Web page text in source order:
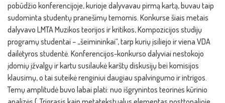
pobūdžio konferencijoje, kurioje dalyvavau pirmą kartą, buvau taip
sudominta studentų pranešimų temomis. Konkurse šiais metais
dalyvavo LMTA Muzikos teorijos ir kritikos, Kompozicijos studijų
programų studentai – „šeimininkai“, tarp kurių įsiliejo ir viena VDA
dailėtyros studentė. Konferencijos-konkurso dalyviai nestokojo
įdomių įžvalgų ir kartu susilaukė karštų diskusijų bei komisijos
klausimų, o tai suteikė renginiui daugiau spalvingumo ir intrigos.
Temų amplitudė buvo labai plati: nuo išgrynintos teorinės kūrinio